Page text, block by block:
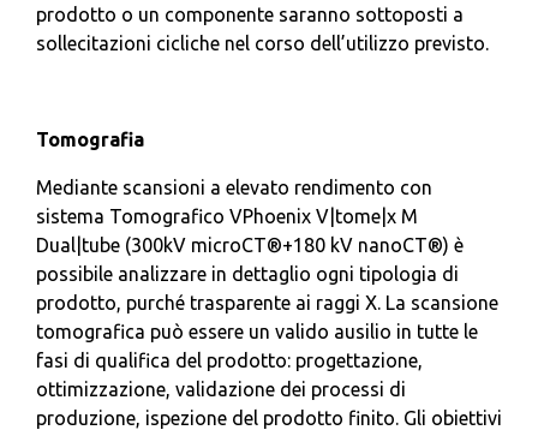
prodotto o un componente saranno sottoposti a
sollecitazioni cicliche nel corso dell’utilizzo previsto.
Tomografia
Mediante scansioni a elevato rendimento con
sistema Tomografico VPhoenix V|tome|x M
Dual|tube (300kV microCT®+180 kV nanoCT®) è
possibile analizzare in dettaglio ogni tipologia di
prodotto, purché trasparente ai raggi X. La scansione
tomografica può essere un valido ausilio in tutte le
fasi di qualifica del prodotto: progettazione,
ottimizzazione, validazione dei processi di
produzione, ispezione del prodotto finito. Gli obiettivi